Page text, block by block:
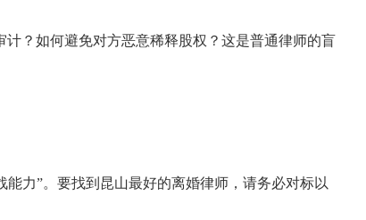
？如何避免对方恶意稀释股权？这是普通律师的盲
力”。要找到昆山最好的离婚律师，请务必对标以